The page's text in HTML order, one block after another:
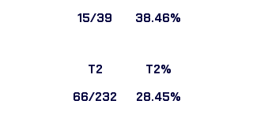
15/39
38.46%
T2
66/232
T2%
28.45%